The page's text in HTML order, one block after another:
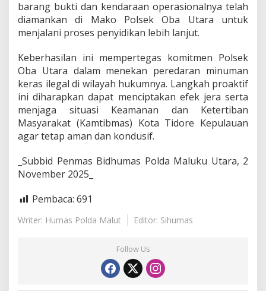
i
a
m
a
k
a
n
barang bukti dan kendaraan operasionalnya telah
diamankan di Mako Polsek Oba Utara untuk
menjalani proses penyidikan lebih lanjut.
Keberhasilan ini mempertegas komitmen Polsek
Oba Utara dalam menekan peredaran minuman
keras ilegal di wilayah hukumnya. Langkah proaktif
ini diharapkan dapat menciptakan efek jera serta
menjaga situasi Keamanan dan Ketertiban
Masyarakat (Kamtibmas) Kota Tidore Kepulauan
agar tetap aman dan kondusif.
_Subbid Penmas Bidhumas Polda Maluku Utara, 2
November 2025_
Pembaca: 691
Writer: Humas Polda Malut Editor: Sihumas
Follow Us